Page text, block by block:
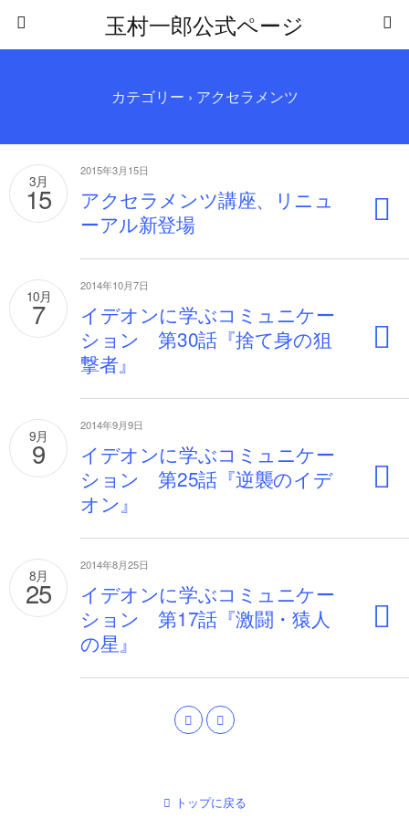
玉村一郎公式ページ
カテゴリー › アクセラメンツ
3月
15
2015年3月15日
アクセラメンツ講座、リニュ
ーアル新登場
10月
7
2014年10月7日
イデオンに学ぶコミュニケー
ション 第30話『捨て身の狙
撃者』
9月
9
2014年9月9日
イデオンに学ぶコミュニケー
ション 第25話『逆襲のイデ
オン』
8月
25
2014年8月25日
イデオンに学ぶコミュニケー
ション 第17話『激闘・猿人
の星』
トップに戻る